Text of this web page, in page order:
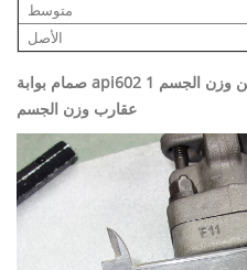
متوسط
الأصل
صمام بوابة api602 1 بوصة 0.75 بوصة 900 رطل من وزن الجسم
عقارب وزن الجسم